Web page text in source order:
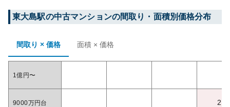
東大島駅の中古マンションの間取り・面積別価格分布
間取り × 価格 面積 × 価格
1億円〜
9000万円台 2